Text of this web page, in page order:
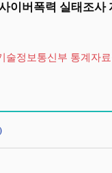
이버폭력 실태조
정보통신부 통계자